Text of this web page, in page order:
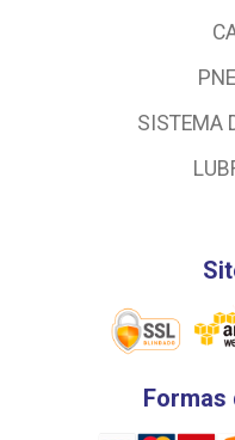
SISTEMA
Formas